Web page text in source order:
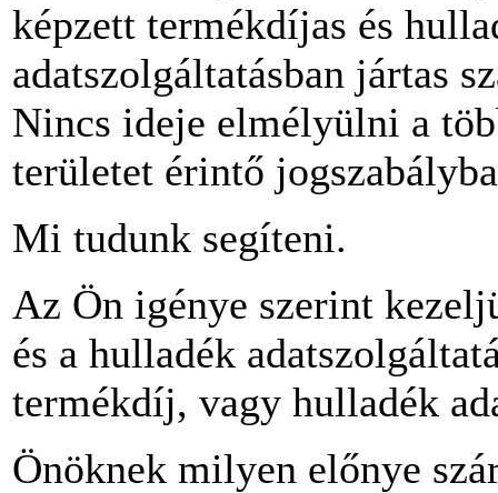
képzett termékdíjas és
adatszolgáltatásban jártas
Nincs ideje elmélyülni a
területet érintő
Mi tudunk segíteni.
Az Ön igénye szerint
és a hulladék
termékdíj, vagy hulladék
Önöknek milyen előnye